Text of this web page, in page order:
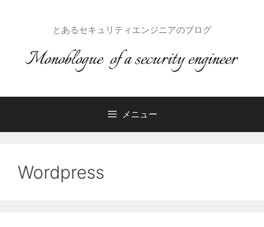
ス
とあるセキュリティエンジニアのブログ
メニュー
Wordpress